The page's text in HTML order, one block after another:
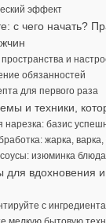
эффект
с чего начать?
пространства и
обязанностей
для первого раза
и техники,
нарезка: базис
жарка, варка,
изюминка блюда
для вдохновения
с